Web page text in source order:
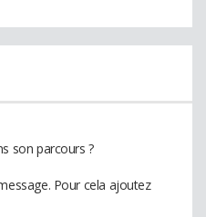
son parcours ?
Pour cela ajoutez